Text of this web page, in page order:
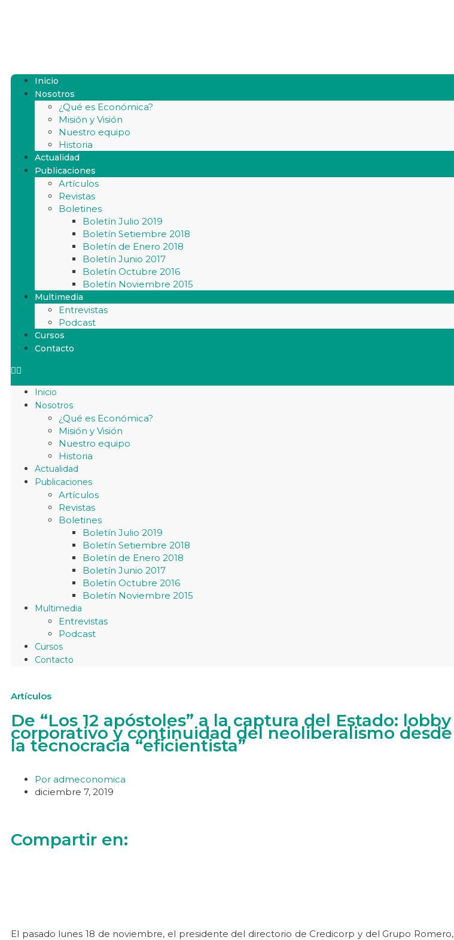
Inicio
Nosotros
¿Qué es Económica?
Misión y Visión
Nuestro equipo
Historia
Actualidad
Publicaciones
Artículos
Revistas
Boletines
Boletín Julio 2019
Boletín Setiembre 2018
Boletín de Enero 2018
Boletín Junio 2017
Boletín Octubre 2016
Boletín Noviembre 2015
Multimedia
Entrevistas
Podcast
Cursos
Contacto
Inicio
Nosotros
¿Qué es Económica?
Misión y Visión
Nuestro equipo
Historia
Actualidad
Publicaciones
Artículos
Revistas
Boletines
Boletín Julio 2019
Boletín Setiembre 2018
Boletín de Enero 2018
Boletín Junio 2017
Boletín Octubre 2016
Boletín Noviembre 2015
Multimedia
Entrevistas
Podcast
Cursos
Contacto
Artículos
De “Los 12 apóstoles” a la captura del Estado: lobby
corporativo y continuidad del neoliberalismo desde
la tecnocracia “eficientista”
Por admeconomica
diciembre 7, 2019
Compartir en:
El pasado lunes 18 de noviembre, el presidente del directorio de Credicorp y del Grupo Romero,